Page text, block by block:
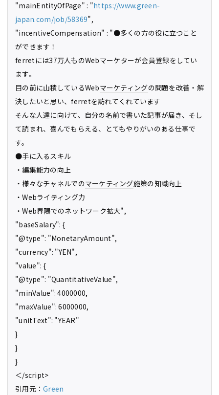
"mainEntityOfPage" : "https://www.green-
japan.com/job/58369",
"incentiveCompensation" : "●多くの方の役に立つこと
ができます！
ferretには37万人ものWebマーケターが会員登録をしてい
ます。
目の前に山積しているWebマーケティングの問題を改善・解
決したいと思い、ferretを訪れてくれています
そんな人達に向けて、自分の名前で書いた記事が届き、そし
て読まれ、喜んでもらえる、とてもやりがいのある仕事で
す。
●手に入るスキル
・編集能力の向上
・様々なチャネルでのマーケティング施策の知識向上
・Webライティング力
・Web界隈でのネットワーク拡大",
"baseSalary": {
"@type": "MonetaryAmount",
"currency": "YEN",
"value": {
"@type": "QuantitativeValue",
"minValue": 4000000,
"maxValue": 6000000,
"unitText": "YEAR"
}
}
}
＜/script>
引用元：Green